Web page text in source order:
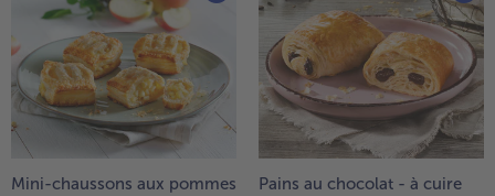
Mini-chaussons aux pommes
Pains au chocolat - à cuire